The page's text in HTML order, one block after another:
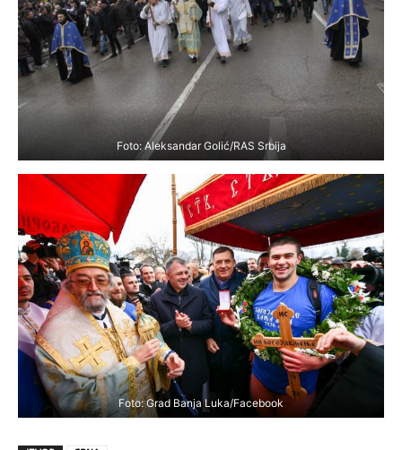
Foto: Aleksandar Golić/RAS Srbija
Foto: Grad Banja Luka/Facebook